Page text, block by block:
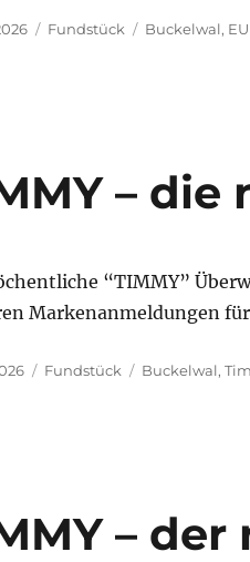
Categories
Fundstück Tags
Buckelwal,
–
“TIMMY”
Markenanmeldungen
Categories
Fundstück Tags
Buckelwal,
–